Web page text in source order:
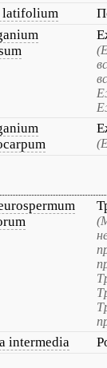
latifolium
intermedia